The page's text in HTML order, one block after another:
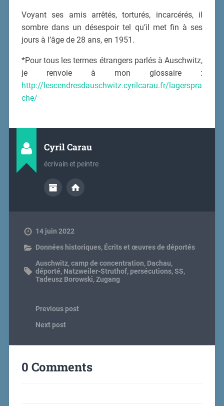
Voyant ses amis arrêtés, torturés, incarcérés, il
sombre dans un désespoir tel qu’il met fin à ses
jours à l’âge de 28 ans, en 1951.
*Pour tous les termes étrangers parlés à Auschwitz,
je renvoie à mon glossaire :
http://lescendresdauschwitz.cyrilcarau.fr/lagerspra
che/
Cyril Carau
écrivain et peintre
14 juin 2022
Données historiques, Écrits et œuvres de déportés
Auschwitz,camp de concentration, Dachau,
déporté, Natzweiler-Struthof, persécutions,SS,
Tadeusz Borowski,Zugang
Previous post
Next post
0 Comments